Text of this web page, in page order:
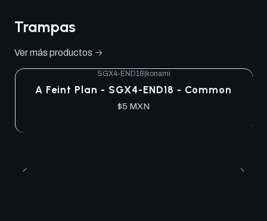
Trampas
Ver más productos
SGX4-END18|konami
A Feint Plan - SGX4-END18 - Common
$5 MXN